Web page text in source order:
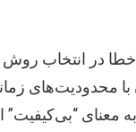
در انتخاب روش
محدودیت‌های
معنای